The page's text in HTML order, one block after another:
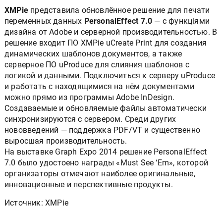
XMPie представила обновлённое решение для печати
переменных данных PersonalEffect 7.0 — с функціями
дизайна от Adobe и серверной производительностью. В
решение входит ПО XMPie uCreate Print для создания
динамических шаблонов документов, а также
серверное ПО uProduce для слияния шаблонов с
логикой и данными. Подключиться к серверу uProduce
и работать с находящимися на нём документами
можно прямо из программы Adobe InDesign.
Создаваемые и обновляемые файлы автоматически
синхронизируются с сервером. Среди других
нововведений — поддержка PDF/VT и существенно
выросшая производительность.
На выставке Graph Expo 2014 решение PersonalEffect
7.0 было удостоено награды «Must See ‘Em», которой
организаторы отмечают наиболее оригинальные,
инновационные и перспективные продукты.
Источник: XMPie